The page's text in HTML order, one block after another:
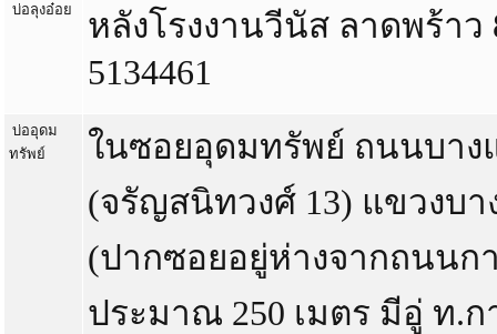
บ่อลุงอ๋อย
หลังโรงงานวีนัส ลาดพร้าว
5134461
บ่ออุดม
ทรัพย์
ในซอยอุดมทรัพย์ ถนนบาง
(จรัญสนิทวงศ์ 13) แขวงบา
(ปากซอยอยู่ห่างจากถนนก
ประมาณ 250 เมตร มีอู่ ท.ก